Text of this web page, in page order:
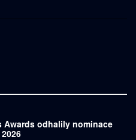
Awards odhalily nominace